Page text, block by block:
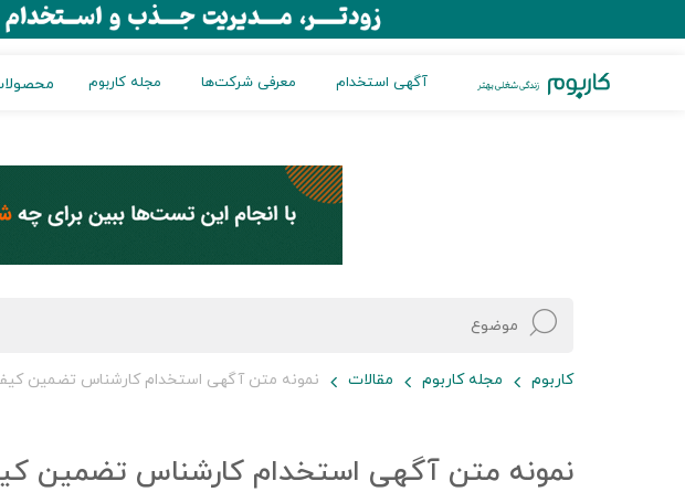
آگهی استخدام معرفی شرکت‌ها مجله کاربوم
کاربوم مجله کاربوم مقالات نمونه متن آگهی استخدام کارشناس تضمین
نمونه متن آگهی استخدام کارشناس تضمین